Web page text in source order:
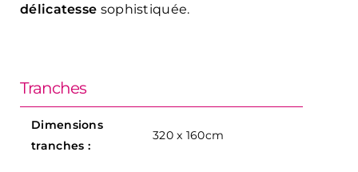
délicatesse sophistiquée.
Tranches
Dimensions
tranches :
320 x 160cm